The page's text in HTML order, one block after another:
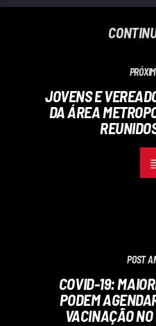
JOVENS E
DA ÁREA
POST
COVID-19:
PODEM
VACINAÇÃO